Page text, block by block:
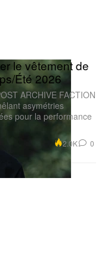
le vêtement de
Été 2026
ARCHIVE FACTION
asymétries
pour la performance
2.0K 0